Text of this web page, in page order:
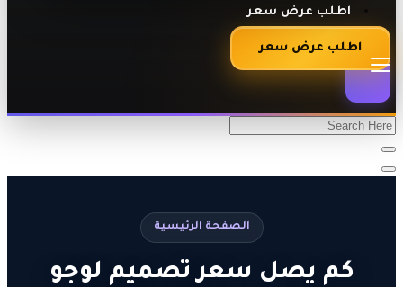
اطلب عرض سعر
اطلب عرض سعر
الصفحة الرئيسية
كم يصل سعر تصميم لوجو